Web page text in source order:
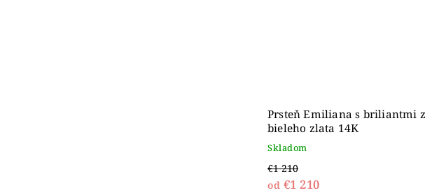
Prsteň Emiliana s briliantmi z
bieleho zlata 14K
Skladom
€1 210
od €1 210